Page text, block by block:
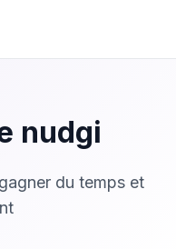
nudgi
du temps et